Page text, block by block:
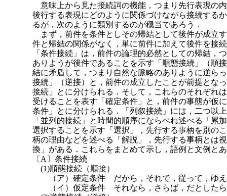
意味上から見た接続詞の機能，つまり先行表現の
後行する表現にどのように関係づけながら接続する
るが，次のように類別するのが穏当であろう．
まず，前件を条件としその帰結として後件が成立
件と帰結の関係がなく，単に前件に加えて後件を接
「条件接続」は，前件の論理的必然としての帰結，
ありようが後件であることを示す「順態接続」（順
結に矛盾して，つまり自然な脈略のありように逆ら
接続」（逆接）と，前件の成立したことが前提とな
接続」とに分けられる．そして，これらのそれぞれ
受けることを表す「確定条件」と，前件の事態が仮
条件」とに分けられる．「列叙接続」には，二つ以
「並列的接続」と時間的順序にならべれ述べる「累
選択することを示す「選択」，先行する事柄を別の
柄の理由などを述べる「解説」，先行する事柄とは
換」がある．これらをまとめて示し，語例と文例と
〔A〕条件接続
(1)順態接続（順接）
（ア）確定条件 だから，それで，従って，ゆ
（イ）仮定条件 それなら，さらば，だとしたら